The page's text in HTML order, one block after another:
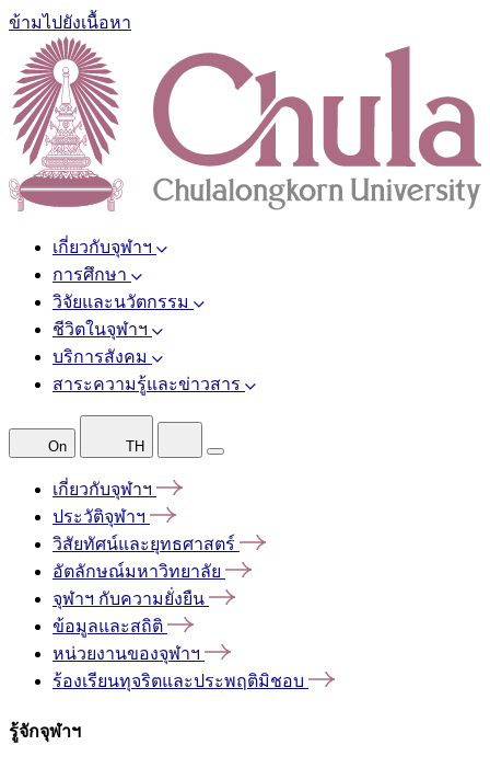
ข้ามไปยังเนื้อหา
เกี่ยวกับจุฬาฯ
การศึกษา
วิจัยและนวัตกรรม
ชีวิตในจุฬาฯ
บริการสังคม
สาระความรู้และข่าวสาร
On TH
เกี่ยวกับจุฬาฯ
ประวัติจุฬาฯ
วิสัยทัศน์และยุทธศาสตร์
อัตลักษณ์มหาวิทยาลัย
จุฬาฯ กับความยั่งยืน
ข้อมูลและสถิติ
หน่วยงานของจุฬาฯ
ร้องเรียนทุจริตและประพฤติมิชอบ
รู้จักจุฬาฯ